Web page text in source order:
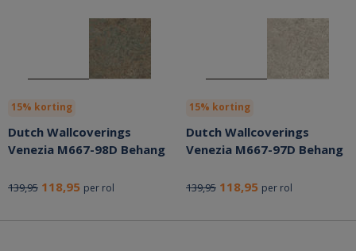
15% korting
Dutch Wallcoverings
Venezia M667-98D Behang
139,95 118,95 per rol
15% korting
Dutch Wallcoverings
Venezia M667-97D Behang
139,95 118,95 per rol